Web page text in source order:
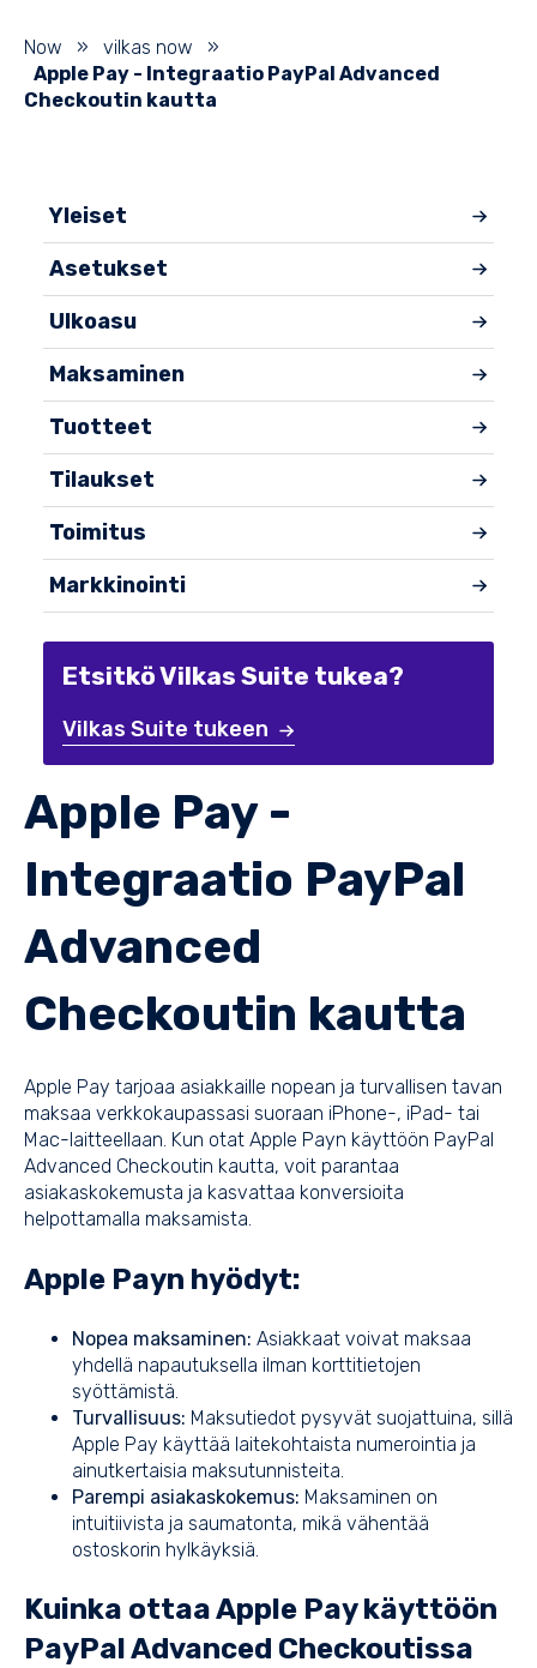
Now » vilkas now
»
Apple Pay - Integraatio PayPal Advanced
Checkoutin kautta
Yleiset
Asetukset
Ulkoasu
Maksaminen
Tuotteet
Tilaukset
Toimitus
Markkinointi
Etsitkö Vilkas Suite tukea?
Vilkas Suite tukeen
Apple Pay -
Integraatio PayPal
Advanced
Checkoutin kautta
Apple Pay tarjoaa asiakkaille nopean ja turvallisen tavan
maksaa verkkokaupassasi suoraan iPhone-, iPad- tai
Mac-laitteellaan. Kun otat Apple Payn käyttöön PayPal
Advanced Checkoutin kautta, voit parantaa
asiakaskokemusta ja kasvattaa konversioita
helpottamalla maksamista.
Apple Payn hyödyt:
Nopea maksaminen: Asiakkaat voivat maksaa
yhdellä napautuksella ilman korttitietojen
syöttämistä.
Turvallisuus: Maksutiedot pysyvät suojattuina, sillä
Apple Pay käyttää laitekohtaista numerointia ja
ainutkertaisia maksutunnisteita.
Parempi asiakaskokemus: Maksaminen on
intuitiivista ja saumatonta, mikä vähentää
ostoskorin hylkäyksiä.
Kuinka ottaa Apple Pay käyttöön
PayPal Advanced Checkoutissa